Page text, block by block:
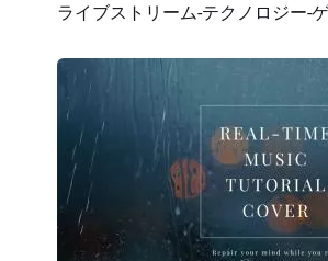
プレビュー AI
ライブストリーム-テクノロジー-